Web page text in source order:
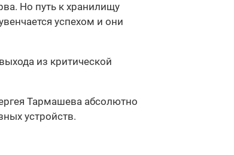
Но путь к хранилищу
успехом и они
из критической
Тармашева абсолютно
устройств.